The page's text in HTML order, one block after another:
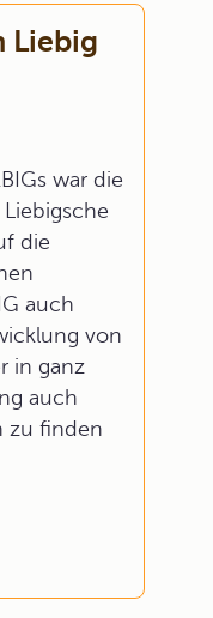
Liebig
war die
die
auch
von
in ganz
auch
zu finden